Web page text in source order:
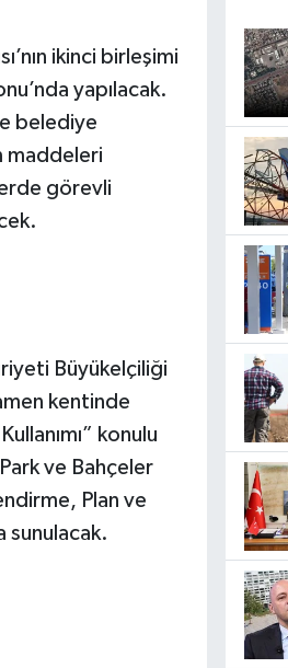
ikinci birleşimi
yapılacak.
belediye
maddeleri
görevli
Büyükelçiliği
kentinde
konulu
ve Bahçeler
Plan ve
sunulacak.